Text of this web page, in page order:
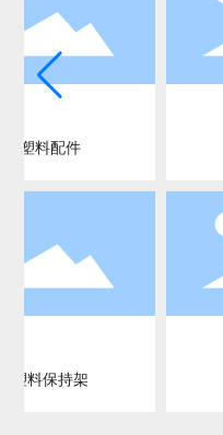
塑料配件
塑料保持架